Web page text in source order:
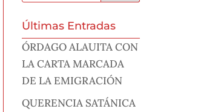
Últimas Entradas
ÓRDAGO ALAUITA CON
LA CARTA MARCADA
DE LA EMIGRACIÓN
QUERENCIA SATÁNICA